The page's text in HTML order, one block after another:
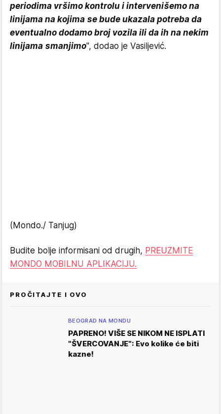
periodima vršimo kontrolu i intervenišemo na
linijama na kojima se bude ukazala potreba da
eventualno dodamo broj vozila ili da ih na nekim
linijama smanjimo", dodao je Vasiljević.
(Mondo./ Tanjug)
Budite bolje informisani od drugih, PREUZMITE
MONDO MOBILNU APLIKACIJU.
PROČITAJTE I OVO
BEOGRAD NA MONDU
PAPRENO! VIŠE SE NIKOM NE ISPLATI
"ŠVERCOVANJE": Evo kolike će biti
kazne!